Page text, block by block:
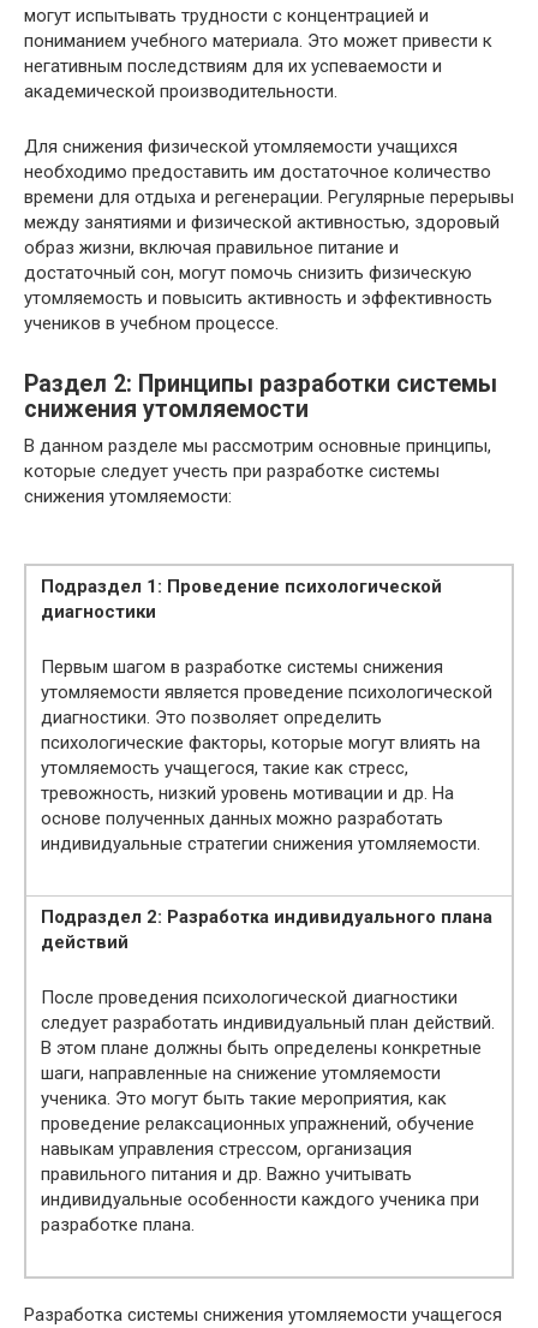
могут испытывать трудности с концентрацией и
пониманием учебного материала. Это может привести к
негативным последствиям для их успеваемости и
академической производительности.
Для снижения физической утомляемости учащихся
необходимо предоставить им достаточное количество
времени для отдыха и регенерации. Регулярные перерывы
между занятиями и физической активностью, здоровый
образ жизни, включая правильное питание и
достаточный сон, могут помочь снизить физическую
утомляемость и повысить активность и эффективность
учеников в учебном процессе.
Раздел 2: Принципы разработки системы
снижения утомляемости
В данном разделе мы рассмотрим основные принципы,
которые следует учесть при разработке системы
снижения утомляемости:
Подраздел 1: Проведение психологической
диагностики
Первым шагом в разработке системы снижения
утомляемости является проведение психологической
диагностики. Это позволяет определить
психологические факторы, которые могут влиять на
утомляемость учащегося, такие как стресс,
тревожность, низкий уровень мотивации и др. На
основе полученных данных можно разработать
индивидуальные стратегии снижения утомляемости.
Подраздел 2: Разработка индивидуального плана
действий
После проведения психологической диагностики
следует разработать индивидуальный план действий.
В этом плане должны быть определены конкретные
шаги, направленные на снижение утомляемости
ученика. Это могут быть такие мероприятия, как
проведение релаксационных упражнений, обучение
навыкам управления стрессом, организация
правильного питания и др. Важно учитывать
индивидуальные особенности каждого ученика при
разработке плана.
Разработка системы снижения утомляемости учащегося